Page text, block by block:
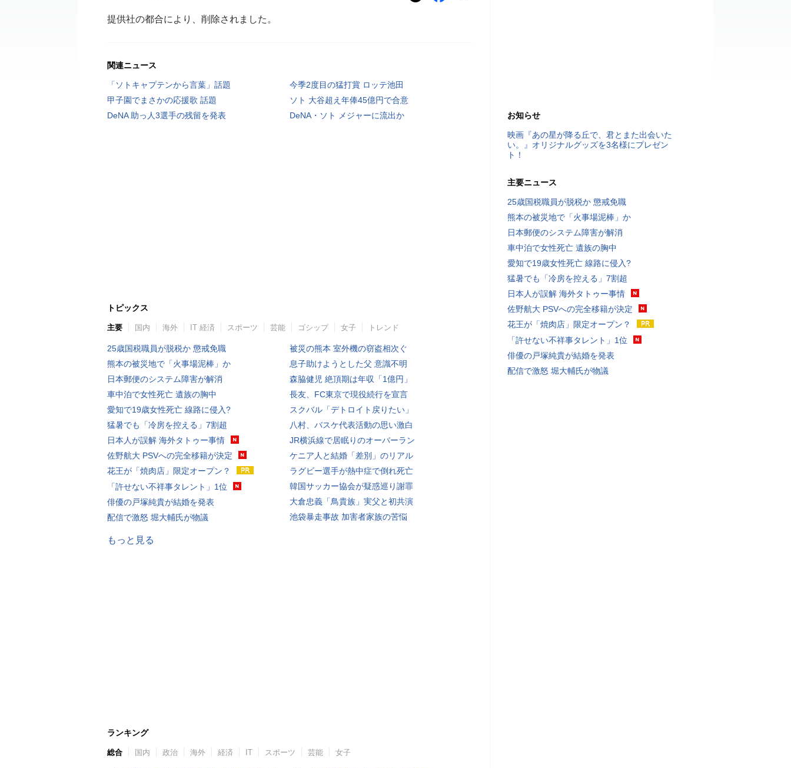
提供社の都合により、削除されました。
関連ニュース
「ソトキャプテンから言葉」話題
今季2度目の猛打賞 ロッテ池田
甲子園でまさかの応援歌 話題
ソト 大谷超え年俸45億円で合意
DeNA 助っ人3選手の残留を発表
DeNA・ソト メジャーに流出か
トピックス
主要 国内 海外 IT 経済 スポーツ 芸能 ゴシップ 女子 トレンド
25歳国税職員が脱税か 懲戒免職
熊本の被災地で「火事場泥棒」か
日本郵便のシステム障害が解消
車中泊で女性死亡 遺族の胸中
愛知で19歳女性死亡 線路に侵入?
猛暑でも「冷房を控える」7割超
日本人が誤解 海外タトゥー事情
佐野航大 PSVへの完全移籍が決定
花王が「焼肉店」限定オープン？
「許せない不祥事タレント」1位
俳優の戸塚純貴が結婚を発表
配信で激怒 堀大輔氏が物議
被災の熊本 室外機の窃盗相次ぐ
息子助けようとした父 意識不明
森脇健児 絶頂期は年収「1億円」
長友、FC東京で現役続行を宣言
スクバル「デトロイト戻りたい」
八村、バスケ代表活動の思い激白
JR横浜線で居眠りのオーバーラン
ケニア人と結婚「差別」のリアル
ラグビー選手が熱中症で倒れ死亡
韓国サッカー協会が疑惑巡り謝罪
大倉忠義「鳥貴族」実父と初共演
池袋暴走事故 加害者家族の苦悩
もっと見る
ランキング
総合 国内 政治 海外 経済 IT スポーツ 芸能 女子
お知らせ
映画『あの星が降る丘で、君とまた出会いた
い。』オリジナルグッズを3名様にプレゼン
ト！
主要ニュース
25歳国税職員が脱税か 懲戒免職
熊本の被災地で「火事場泥棒」か
日本郵便のシステム障害が解消
車中泊で女性死亡 遺族の胸中
愛知で19歳女性死亡 線路に侵入?
猛暑でも「冷房を控える」7割超
日本人が誤解 海外タトゥー事情
佐野航大 PSVへの完全移籍が決定
花王が「焼肉店」限定オープン？
「許せない不祥事タレント」1位
俳優の戸塚純貴が結婚を発表
配信で激怒 堀大輔氏が物議